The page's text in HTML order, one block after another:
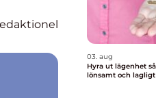
03. aug
Hyra ut lägenhet så gör du det tryggt,
lönsamt och lagligt